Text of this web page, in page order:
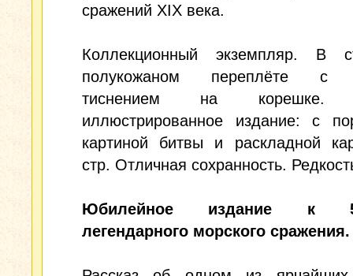
сражений XIX века.
Коллекционный экземпляр. В
полукожаном переплёте с
тиснением на корешке.
иллюстрированное издание: с
картиной битвы и раскладной
стр. Отличная сохранность.
Юбилейное издание к
легендарного морского сражения.